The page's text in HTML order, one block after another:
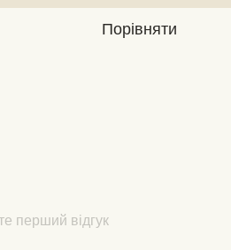
Порівняти
перший відгук